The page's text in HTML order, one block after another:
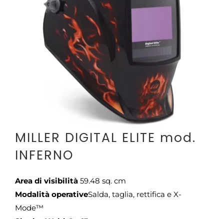
MILLER DIGITAL ELITE mod.
INFERNO
Area di visibilità59.48 sq. cm
Modalità operativeSalda, taglia, rettifica e X-
Mode™